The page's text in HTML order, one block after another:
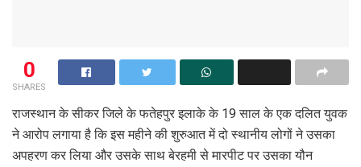
0
SHARES
राजस्थान के सीकर जिले के फतेहपुर इलाके के 19 साल के एक दलित युवक
ने आरोप लगाया है कि इस महीने की शुरुआत में दो स्थानीय लोगों ने उसका
अपहरण कर लिया और उसके साथ बेरहमी से मारपीट पर उसका यौन